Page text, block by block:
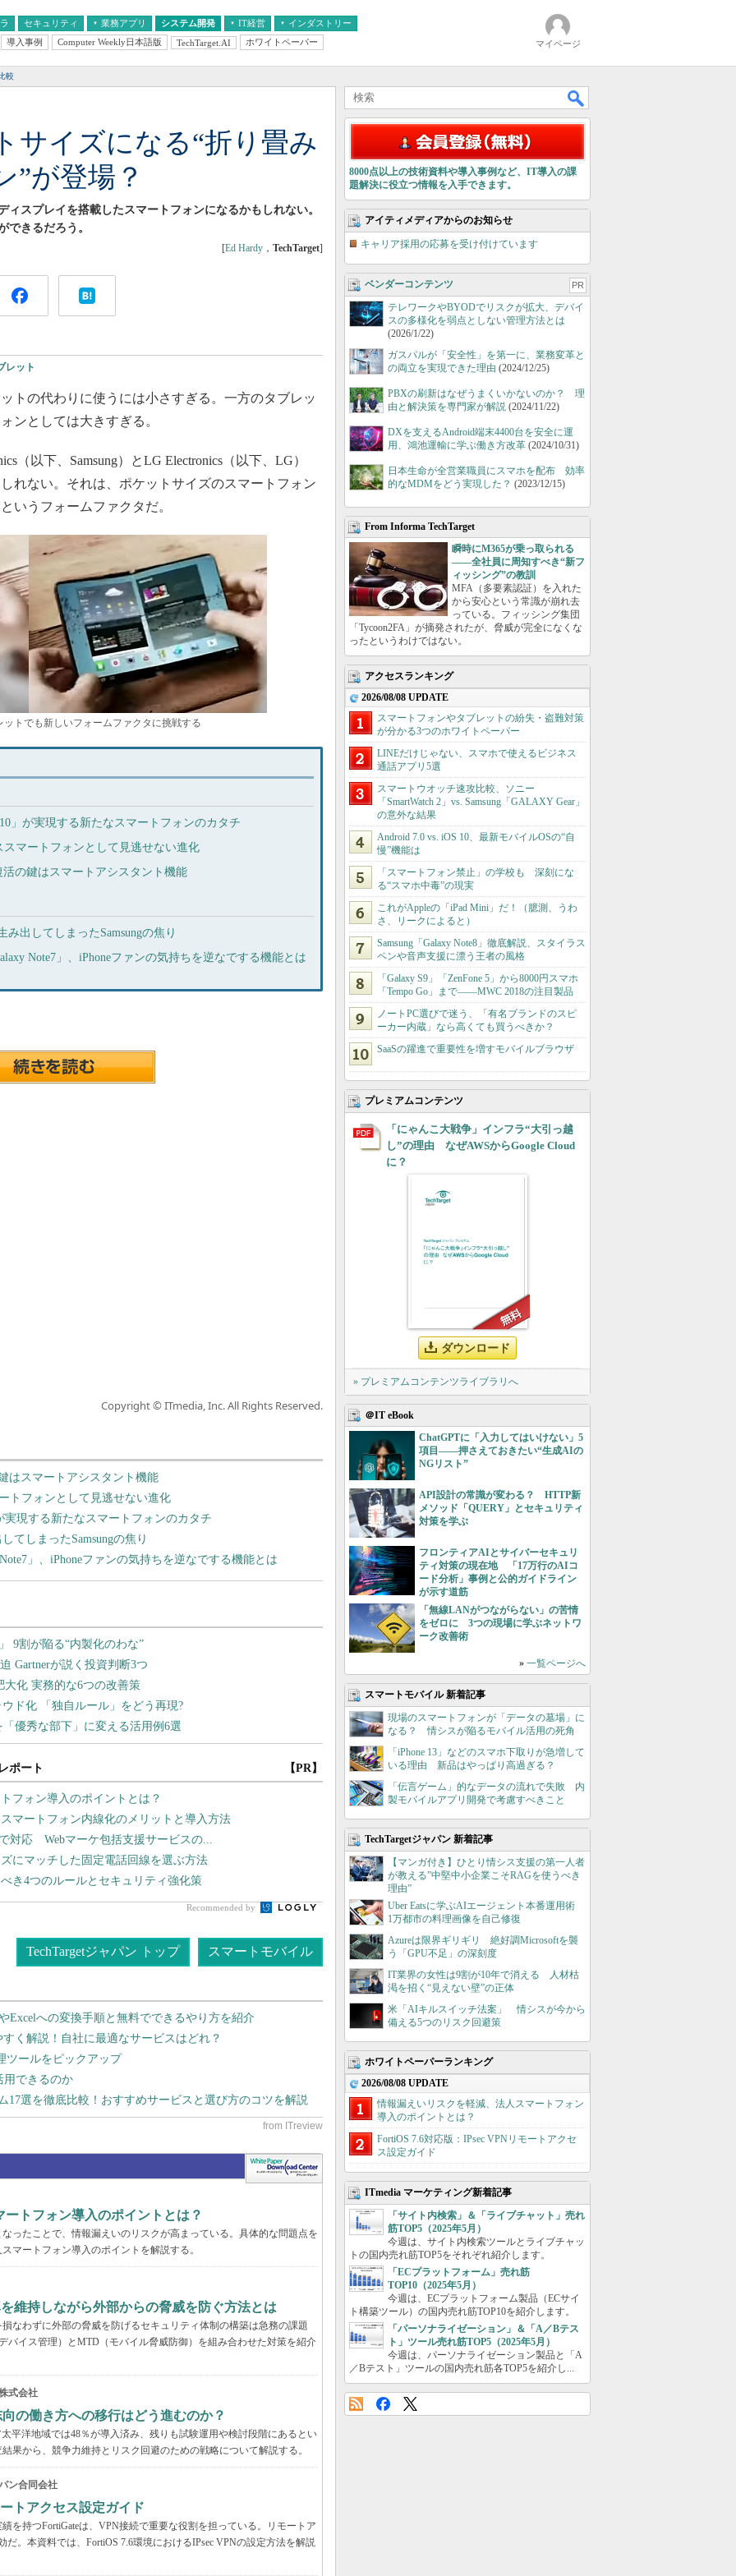
セキュリティ 業務アプリ
AI
システム開発 IT経営
経営とIT
インダストリー
医療IT
導入事例 Computer Weekly日本語版 TechTarget.AI ホワイトペーパー マイページ
較
サイズになる“折り畳み
”が登場？
スプレイを搭載したスマートフォンになるかもしれない。
できるだろう。
[Ed Hardy ， TechTarget]
レット
の代わりに使うには小さすぎる。一方のタブレッ
ンとしては大きすぎる。
（以下、Samsung）とLG Electronics（以下、LG）
れない。それは、ポケットサイズのスマートフォン
いうフォームファクタだ。
トでも新しいフォームファクタに挑戦する
」が実現する新たなスマートフォンのカタチ
スマートフォンとして見逃せない進化
の鍵はスマートアシスタント機能
み出してしまったSamsungの焦り
Note7」、iPhoneファンの気持ちを逆なでする機能とは
Copyright © ITmedia, Inc. All Rights Reserved.
はスマートアシスタント機能
トフォンとして見逃せない進化
現する新たなスマートフォンのカタチ
てしまったSamsungの焦り
」、iPhoneファンの気持ちを逆なでする機能とは
ポート 【PR】
フォン導入のポイントとは？
マートフォン内線化のメリットと導入方法
対応 Webマーケ包括支援サービスの...
にマッチした固定電話回線を選ぶ方法
き4つのルールとセキュリティ強化策
Recommended by
TechTargetジャパン トップ スマートモバイル
Excelへの変換手順と無料でできるやり方を紹介
く解説！自社に最適なサービスはどれ？
ツールをピックアップ
用できるのか
17選を徹底比較！おすすめサービスと選び方のコツを解説
トフォン導入のポイントとは？
ったことで、情報漏えいのリスクが高まっている。具体的な問題点を
マートフォン導入のポイントを解説する。
持しながら外部からの脅威を防ぐ方法とは
なわずに外部の脅威を防げるセキュリティ体制の構築は急務の課題
バイス管理）とMTD（モバイル脅威防御）を組み合わせた対策を紹介
式会社
の働き方への移行はどう進むのか？
平洋地域では48％が導入済み、残りも試験運用や検討段階にあるとい
果から、競争力維持とリスク回避のための戦略について解説する。
ン合同会社
トアクセス設定ガイド
を持つFortiGateは、VPN接続で重要な役割を担っている。リモートア
。本資料では、FortiOS 7.6環境におけるIPsec VPNの設定方法を解説
8000点以上の技術資料や導入事例など、IT導入の課
題解決に役立つ情報を入手できます。
アイティメディアからのお知らせ
キャリア採用の応募を受け付けています
ベンダーコンテンツ PR
テレワークやBYODでリスクが拡大、デバイ
スの多様化を弱点としない管理方法とは
(2026/1/22)
ガスパルが「安全性」を第一に、業務変革と
の両立を実現できた理由 (2024/12/25)
PBXの刷新はなぜうまくいかないのか？ 理
由と解決策を専門家が解説 (2024/11/22)
DXを支えるAndroid端末4400台を安全に運
用、鴻池運輸に学ぶ働き方改革 (2024/10/31)
日本生命が全営業職員にスマホを配布 効率
的なMDMをどう実現した？ (2023/12/15)
From Informa TechTarget
瞬時にM365が乗っ取られる
――全社員に周知すべき“新フ
ィッシング”の教訓
MFA（多要素認証）を入れた
から安心という常識が崩れ去
っている。フィッシング集団
「Tycoon2FA」が摘発されたが、脅威が完全になくな
ったというわけではない。
アクセスランキング
2026/08/08 UPDATE
スマートフォンやタブレットの紛失・盗難対策
が分かる3つのホワイトペーパー
LINEだけじゃない、スマホで使えるビジネス
通話アプリ5選
スマートウオッチ速攻比較、ソニー
「SmartWatch 2」vs. Samsung「GALAXY Gear」
の意外な結果
Android 7.0 vs. iOS 10、最新モバイルOSの“自
慢”機能は
「スマートフォン禁止」の学校も 深刻にな
る“スマホ中毒”の現実
これがAppleの「iPad Mini」だ！（臆測、うわ
さ、リークによると）
Samsung「Galaxy Note8」徹底解説、スタイラス
ペンや音声支援に漂う王者の風格
「Galaxy S9」「ZenFone 5」から8000円スマホ
「Tempo Go」まで――MWC 2018の注目製品
ノートPC選びで迷う、「有名ブランドのスピ
ーカー内蔵」なら高くても買うべきか？
SaaSの躍進で重要性を増すモバイルブラウザ
プレミアムコンテンツ
「にゃんこ大戦争」インフラ“大引っ越
し”の理由 なぜAWSからGoogle Cloud
に？
ダウンロード
» プレミアムコンテンツライブラリへ
＠IT eBook
ChatGPTに「入力してはいけない」5
項目――押さえておきたい“生成AIの
NGリスト”
API設計の常識が変わる？ HTTP新
メソッド「QUERY」とセキュリティ
対策を学ぶ
フロンティアAIとサイバーセキュリ
ティ対策の現在地 「17万行のAIコ
ード分析」事例と公的ガイドライン
が示す道筋
「無線LANがつながらない」の苦情
をゼロに 3つの現場に学ぶネットワ
ーク改善術
» 一覧ページへ
スマートモバイル 新着記事
現場のスマートフォンが「データの墓場」に
なる？ 情シスが陥るモバイル活用の死角
「iPhone 13」などのスマホ下取りが急増して
いる理由 新品はやっぱり高過ぎる？
「伝言ゲーム」的なデータの流れで失敗 内
製モバイルアプリ開発で考慮すべきこと
TechTargetジャパン 新着記事
【マンガ付き】ひとり情シス支援の第一人者
が教える”中堅中小企業こそRAGを使うべき
理由”
Uber Eatsに学ぶAIエージェント本番運用術
1万都市の料理画像を自己修復
Azureは限界ギリギリ 絶好調Microsoftを襲
う「GPU不足」の深刻度
IT業界の女性は9割が10年で消える 人材枯
渇を招く“見えない壁”の正体
米「AIキルスイッチ法案」 情シスが今から
備える5つのリスク回避策
ホワイトペーパーランキング
2026/08/08 UPDATE
情報漏えいリスクを軽減、法人スマートフォン
導入のポイントとは？
FortiOS 7.6対応版：IPsec VPNリモートアクセ
ス設定ガイド
ITmedia マーケティング新着記事
「サイト内検索」＆「ライブチャット」売れ
筋TOP5（2025年5月）
今週は、サイト内検索ツールとライブチャッ
トの国内売れ筋TOP5をそれぞれ紹介します。
「ECプラットフォーム」売れ筋
TOP10（2025年5月）
今週は、ECプラットフォーム製品（ECサイ
ト構築ツール）の国内売れ筋TOP10を紹介します。
「パーソナライゼーション」＆「A／Bテス
ト」ツール売れ筋TOP5（2025年5月）
今週は、パーソナライゼーション製品と「A
／Bテスト」ツールの国内売れ筋各TOP5を紹介し...